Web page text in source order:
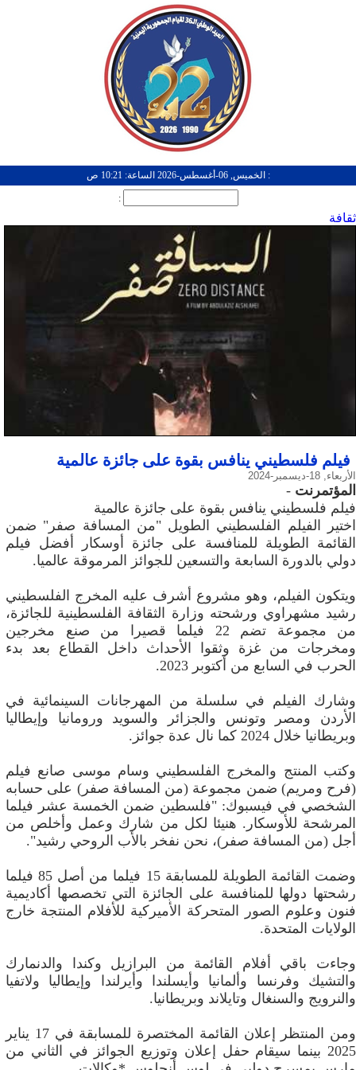
: الخميس, 06-أغسطس-2026 الساعة: 10:21 ص
:
ثقافة
فيلم فلسطيني ينافس بقوة على جائزة عالمية
الأربعاء, 18-ديسمبر-2024
المؤتمرنت -
فيلم فلسطيني ينافس بقوة على جائزة عالمية
اختير الفيلم الفلسطيني الطويل "من المسافة صفر" ضمن
القائمة الطويلة للمنافسة على جائزة أوسكار أفضل فيلم
دولي بالدورة السابعة والتسعين للجوائز المرموقة عالميا.
ويتكون الفيلم، وهو مشروع أشرف عليه المخرج الفلسطيني
رشيد مشهراوي ورشحته وزارة الثقافة الفلسطينية للجائزة،
من مجموعة تضم 22 فيلما قصيرا من صنع مخرجين
ومخرجات من غزة وثقوا الأحداث داخل القطاع بعد بدء
الحرب في السابع من أكتوبر 2023.
وشارك الفيلم في سلسلة من المهرجانات السينمائية في
الأردن ومصر وتونس والجزائر والسويد ورومانيا وإيطاليا
وبريطانيا خلال 2024 كما نال عدة جوائز.
وكتب المنتج والمخرج الفلسطيني وسام موسى صانع فيلم
(فرح ومريم) ضمن مجموعة (من المسافة صفر) على حسابه
الشخصي في فيسبوك: "فلسطين ضمن الخمسة عشر فيلما
المرشحة للأوسكار. هنيئا لكل من شارك وعمل وأخلص من
أجل (من المسافة صفر)، نحن نفخر بالأب الروحي رشيد".
وضمت القائمة الطويلة للمسابقة 15 فيلما من أصل 85 فيلما
رشحتها دولها للمنافسة على الجائزة التي تخصصها أكاديمية
فنون وعلوم الصور المتحركة الأميركية للأفلام المنتجة خارج
الولايات المتحدة.
وجاءت باقي أفلام القائمة من البرازيل وكندا والدنمارك
والتشيك وفرنسا وألمانيا وأيسلندا وأيرلندا وإيطاليا ولاتفيا
والنرويج والسنغال وتايلاند وبريطانيا.
ومن المنتظر إعلان القائمة المختصرة للمسابقة في 17 يناير
2025 بينما سيقام حفل إعلان وتوزيع الجوائز في الثاني من